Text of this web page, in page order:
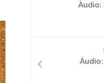
Àudio:
Àudio: